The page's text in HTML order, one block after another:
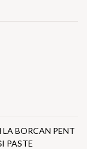
BORCAN PENT
PASTE